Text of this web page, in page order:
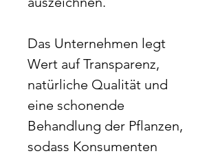
Das Unternehmen legt
Wert auf Transparenz,
natürliche Qualität und
eine schonende
Behandlung der Pflanzen,
sodass Konsumenten